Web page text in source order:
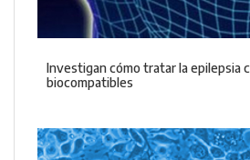
Investigan cómo tratar la epilepsia
biocompatibles